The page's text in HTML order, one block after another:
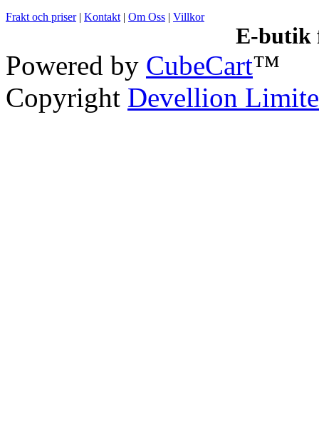
Frakt och priser | Kontakt | Om Oss | Villkor
E-
Powered by CubeCart™
Copyright Devellion